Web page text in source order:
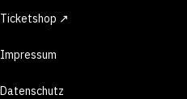
Ticketshop ↗
Impressum
Datenschutz